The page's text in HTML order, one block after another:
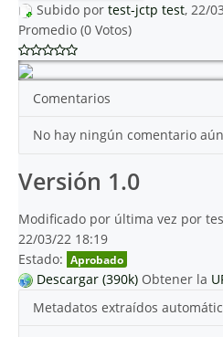
Subido por test-jctp test, 22/
Promedio (0 Votos)
Comentarios
No hay ningún comentario
Versión 1.0
Modificado por última vez por
22/03/22 18:19
Estado: Aprobado
Descargar (390k) Obtener la
Metadatos extraídos